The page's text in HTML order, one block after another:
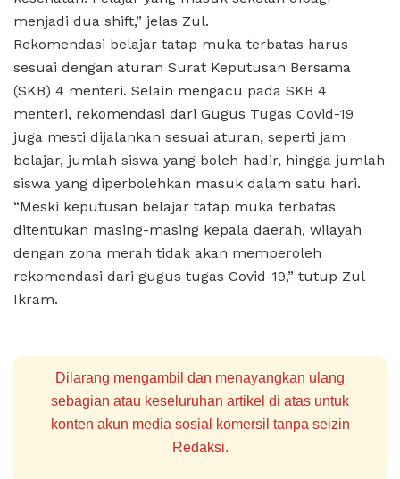
menjadi dua shift,” jelas Zul.
Rekomendasi belajar tatap muka terbatas harus
sesuai dengan aturan Surat Keputusan Bersama
(SKB) 4 menteri. Selain mengacu pada SKB 4
menteri, rekomendasi dari Gugus Tugas Covid-19
juga mesti dijalankan sesuai aturan, seperti jam
belajar, jumlah siswa yang boleh hadir, hingga jumlah
siswa yang diperbolehkan masuk dalam satu hari.
“Meski keputusan belajar tatap muka terbatas
ditentukan masing-masing kepala daerah, wilayah
dengan zona merah tidak akan memperoleh
rekomendasi dari gugus tugas Covid-19,” tutup Zul
Ikram.
Dilarang mengambil dan menayangkan ulang
sebagian atau keseluruhan artikel di atas untuk
konten akun media sosial komersil tanpa seizin
Redaksi.